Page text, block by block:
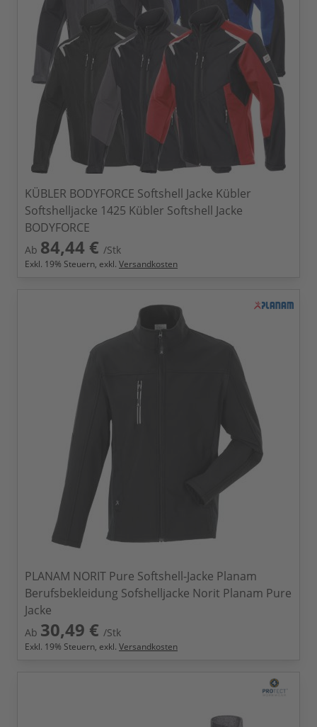
KÜBLER BODYFORCE Softshell Jacke Kübler
Softshelljacke 1425 Kübler Softshell Jacke
BODYFORCE
Ab 84,44 € /Stk
Exkl. 19% Steuern, exkl. Versandkosten
PLANAM NORIT Pure Softshell-Jacke Planam
Berufsbekleidung Sofshelljacke Norit Planam Pure
Jacke
Ab 30,49 € /Stk
Exkl. 19% Steuern, exkl. Versandkosten